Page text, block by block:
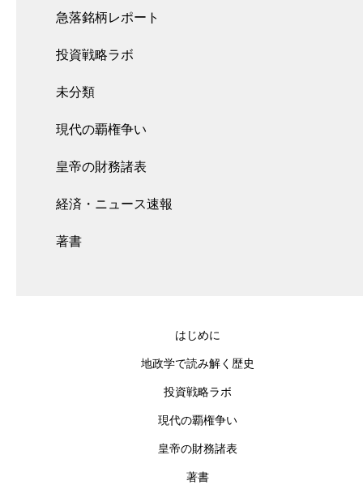
急落銘柄レポート
投資戦略ラボ
未分類
現代の覇権争い
皇帝の財務諸表
経済・ニュース速報
著書
はじめに
地政学で読み解く歴史
投資戦略ラボ
現代の覇権争い
皇帝の財務諸表
著書